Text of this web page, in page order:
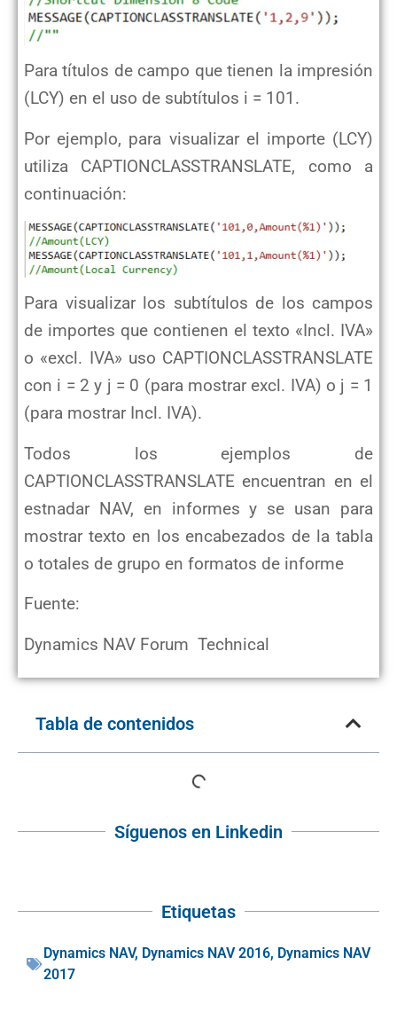
Para títulos de campo que tienen la impresión
(LCY) en el uso de subtítulos i = 101.
Por ejemplo, para visualizar el importe (LCY)
utiliza CAPTIONCLASSTRANSLATE, como a
continuación:
Para visualizar los subtítulos de los campos
de importes que contienen el texto «Incl. IVA»
o «excl. IVA» uso CAPTIONCLASSTRANSLATE
con i = 2 y j = 0 (para mostrar excl. IVA) o j = 1
(para mostrar Incl. IVA).
Todos los ejemplos de
CAPTIONCLASSTRANSLATE encuentran en el
estnadar NAV, en informes y se usan para
mostrar texto en los encabezados de la tabla
o totales de grupo en formatos de informe
Fuente:
Dynamics NAV Forum Technical
Tabla de contenidos
Síguenos en Linkedin
Etiquetas
Dynamics NAV, Dynamics NAV 2016, Dynamics NAV
2017